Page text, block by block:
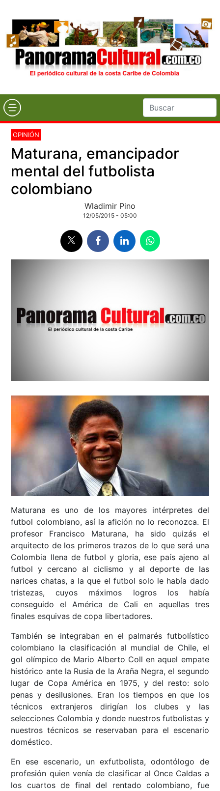
OPINIÓN
Maturana, emancipador
mental del futbolista
colombiano
Wladimir Pino
12/05/2015 - 05:00
Maturana es uno de los mayores intérpretes del
futbol colombiano, así la afición no lo reconozca. El
profesor Francisco Maturana, ha sido quizás el
arquitecto de los primeros trazos de lo que será una
Colombia llena de futbol y gloria, ese país ajeno al
futbol y cercano al ciclismo y al deporte de las
narices chatas, a la que el futbol solo le había dado
tristezas, cuyos máximos logros los había
conseguido el América de Cali en aquellas tres
finales esquivas de copa libertadores.
También se integraban en el palmarés futbolístico
colombiano la clasificación al mundial de Chile, el
gol olímpico de Mario Alberto Coll en aquel empate
histórico ante la Rusia de la Araña Negra, el segundo
lugar de Copa América en 1975, y del resto: solo
penas y desilusiones. Eran los tiempos en que los
técnicos extranjeros dirigían los clubes y las
selecciones Colombia y donde nuestros futbolistas y
nuestros técnicos se reservaban para el escenario
doméstico.
En ese escenario, un exfutbolista, odontólogo de
profesión quien venía de clasificar al Once Caldas a
los cuartos de final del rentado colombiano, fue